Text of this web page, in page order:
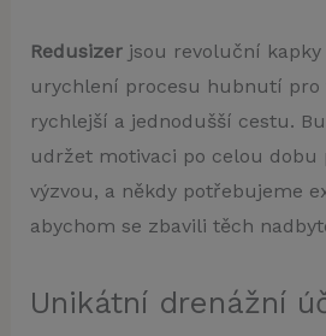
Redusizerjsou revoluční kapky
urychlení procesu hubnutí pro
rychlejší a jednodušší cestu.
udržet motivaci po celou dobu
výzvou, a někdy potřebujeme
abychom se zbavili těch
Unikátní drenážní